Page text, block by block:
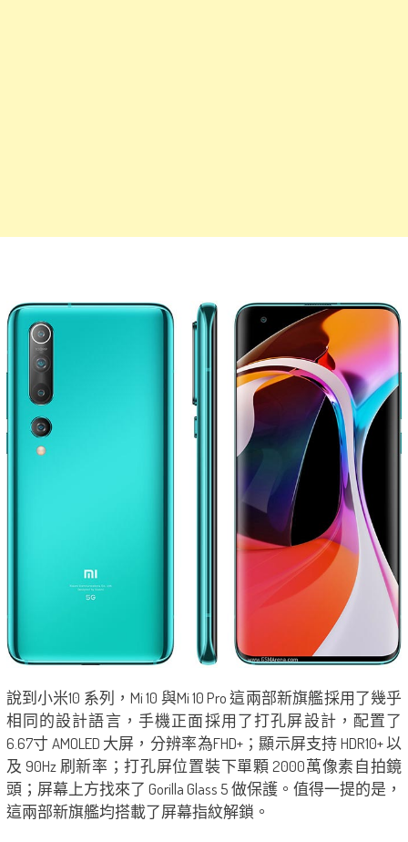
說到小米10 系列，Mi 10 與Mi 10 Pro 這兩部新旗艦採用了幾乎
相同的設計語言，手機正面採用了打孔屏設計，配置了
6.67寸 AMOLED 大屏，分辨率為FHD+；顯示屏支持 HDR10+ 以
及 90Hz 刷新率；打孔屏位置裝下單顆 2000萬像素自拍鏡
頭；屏幕上方找來了 Gorilla Glass 5 做保護。值得一提的是，
這兩部新旗艦均搭載了屏幕指紋解鎖。